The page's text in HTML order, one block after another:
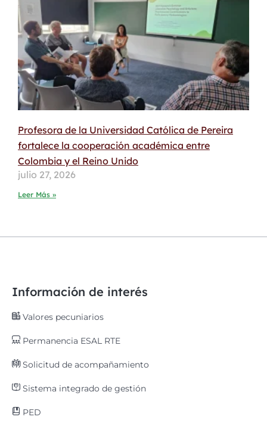
Profesora de la Universidad Católica de Pereira
fortalece la cooperación académica entre
Colombia y el Reino Unido
julio 27, 2026
Leer Más »
Información de interés
Valores pecuniarios
Permanencia ESAL RTE
Solicitud de acompañamiento
Sistema integrado de gestión
PED